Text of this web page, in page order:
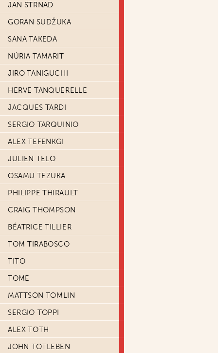
JAN STRNAD
GORAN SUDŽUKA
SANA TAKEDA
NÚRIA TAMARIT
JIRO TANIGUCHI
HERVE TANQUERELLE
JACQUES TARDI
SERGIO TARQUINIO
ALEX TEFENKGI
JULIEN TELO
OSAMU TEZUKA
PHILIPPE THIRAULT
CRAIG THOMPSON
BÉATRICE TILLIER
TOM TIRABOSCO
TITO
TOME
MATTSON TOMLIN
SERGIO TOPPI
ALEX TOTH
JOHN TOTLEBEN